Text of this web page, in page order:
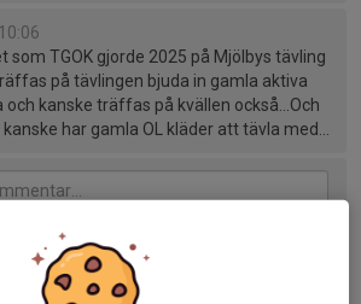
som TGOK gjorde 2025 på Mjölbys tävling
på tävlingen bjuda in gamla aktiva
och kanske träffas på kvällen också...Och
har gamla OL kläder att tävla med...